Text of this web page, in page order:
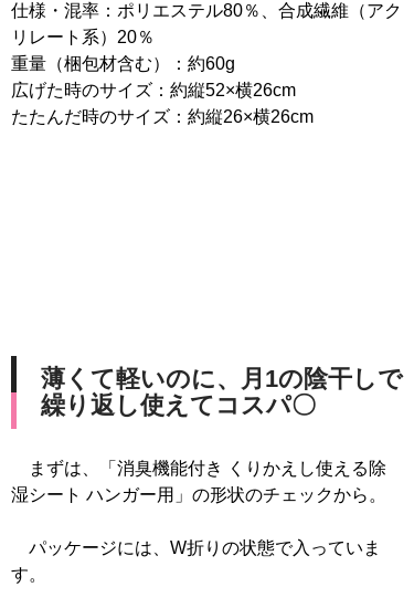
仕様・混率：ポリエステル80％、合成繊維（アク
リレート系）20％
重量（梱包材含む）：約60g
広げた時のサイズ：約縦52×横26cm
たたんだ時のサイズ：約縦26×横26cm
薄くて軽いのに、月1の陰干しで
繰り返し使えてコスパ〇
まずは、「消臭機能付き くりかえし使える除
湿シート ハンガー用」の形状のチェックから。
パッケージには、W折りの状態で入っていま
す。